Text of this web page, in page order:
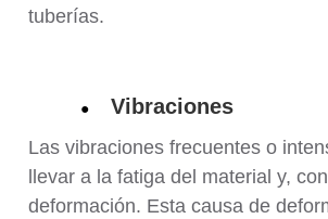
tuberías.
● Vibraciones
Las vibraciones frecuentes o
llevar a la fatiga del material y,
deformación. Esta causa de